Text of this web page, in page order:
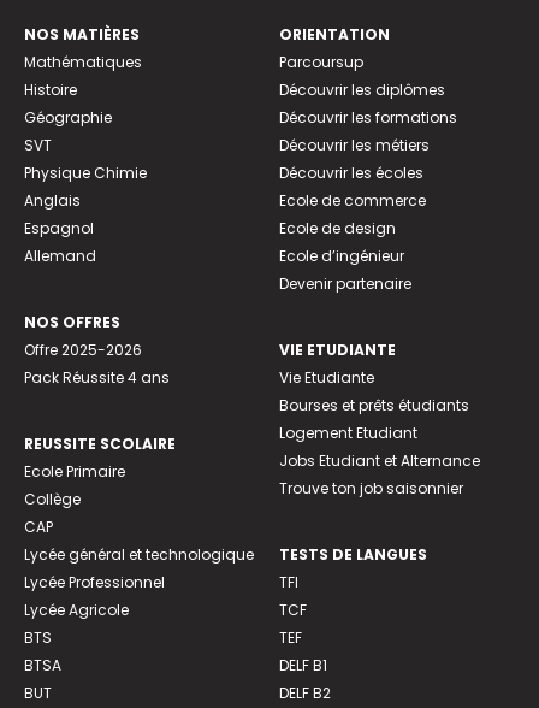
NOS MATIÈRES
Mathématiques
Histoire
Géographie
SVT
Physique Chimie
Anglais
Espagnol
Allemand
NOS OFFRES
Offre 2025-2026
Pack Réussite 4 ans
REUSSITE SCOLAIRE
Ecole Primaire
Collège
CAP
Lycée général et technologique
Lycée Professionnel
Lycée Agricole
BTS
BTSA
BUT
ORIENTATION
Parcoursup
Découvrir les diplômes
Découvrir les formations
Découvrir les métiers
Découvrir les écoles
Ecole de commerce
Ecole de design
Ecole d’ingénieur
Devenir partenaire
VIE ETUDIANTE
Vie Etudiante
Bourses et prêts étudiants
Logement Etudiant
Jobs Etudiant et Alternance
Trouve ton job saisonnier
TESTS DE LANGUES
TFI
TCF
TEF
DELF B1
DELF B2